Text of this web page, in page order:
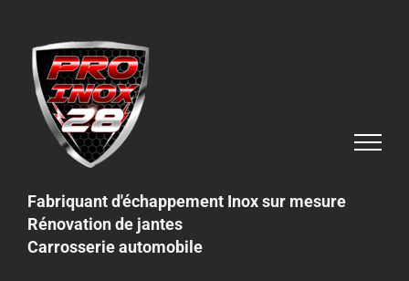
content
Fabriquant d'échappement Inox sur mesure
Rénovation de jantes
Carrosserie automobile